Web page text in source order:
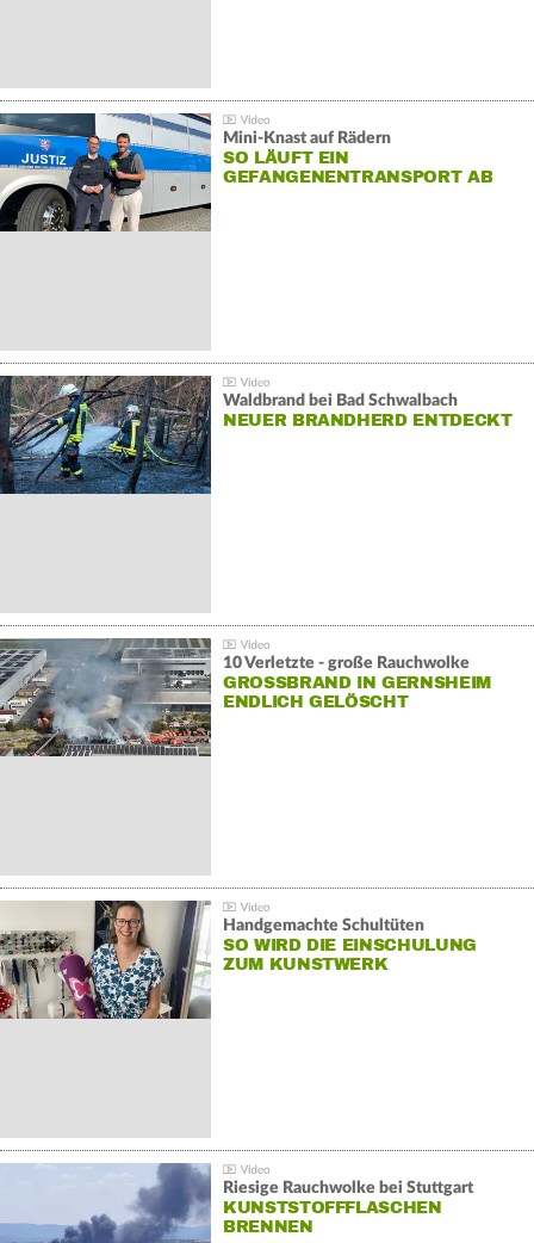
Mini-Knast auf Rädern
SO LÄUFT EIN
GEFANGENENTRANSPORT AB
Waldbrand bei Bad Schwalbach
NEUER BRANDHERD ENTDECKT
10 Verletzte - große Rauchwolke
GROSSBRAND IN GERNSHEIM E
NDLICH GELÖSCHT
Handgemachte Schultüten
SO WIRD DIE EINSCHULUNG
ZUM KUNSTWERK
Riesige Rauchwolke bei Stuttgart
KUNSTSTOFFFLASCHEN
BRENNEN